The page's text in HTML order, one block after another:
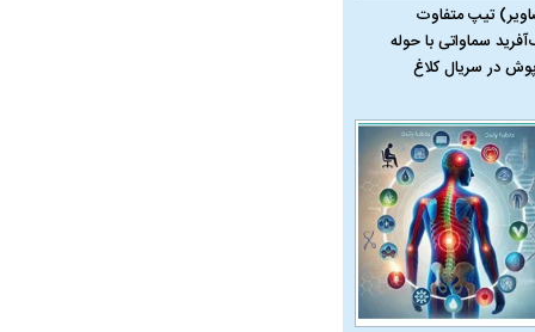
تیپ متفاوت
سماواتی با حوله
در سریال کلاغ